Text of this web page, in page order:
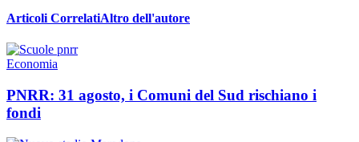
Articoli CorrelatiAltro dell'autore
Economia
PNRR: 31 agosto, i Comuni del Sud rischiano i
fondi